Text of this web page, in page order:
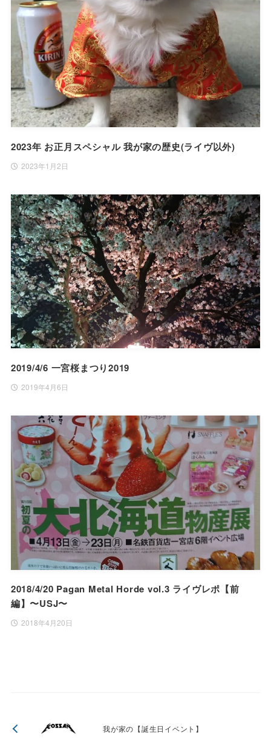
2023年 お正月スペシャル 我が家の歴史(ライヴ以外)
2023年1月2日
2019/4/6 一宮桜まつり2019
2019年4月6日
2018/4/20 Pagan Metal Horde vol.3 ライヴレポ【前
編】〜USJ〜
2018年4月20日
我が家の【誕生日イベント】